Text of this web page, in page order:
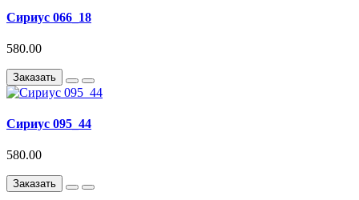
Сириус 066_18
580.00
Заказать
Сириус 095_44
580.00
Заказать